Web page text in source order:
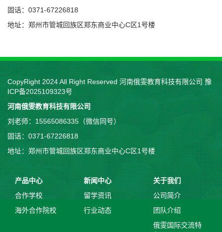
固话：0371-67226818
地址：郑州市管城回族区郑东商业中心C区1号楼
CopyRight 2024 All Right Reserved 河南俄雯教育科技有限公司豫
ICP备2025109323号
河南俄雯教育科技有限公司
刘老师：15565086335（微信同号）
固话：0371-67226818
地址：郑州市管城回族区郑东商业中心C区1号楼
产品中心
合作学校
海外合作院校
新闻中心
留学资讯
行业动态
关于我们
公司简介
团队介绍
俄雯国际交流特